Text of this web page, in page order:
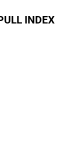
INDEX